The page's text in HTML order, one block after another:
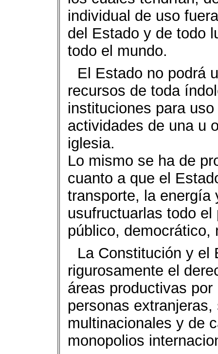
individual de uso
del Estado y de todo
todo el mundo.
El Estado no podrá
recursos de toda
instituciones para
actividades de una u
iglesia.
Lo mismo se ha de
cuanto a que el
transporte, la energía
usufructuarlas todo
público, democrático,
La Constitución y el
rigurosamente el
áreas productivas
personas
multinacionales y de
monopolios